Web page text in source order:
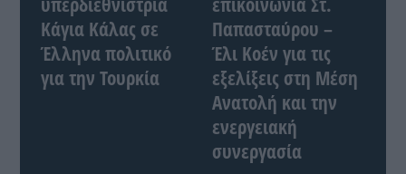
Κάγια Κάλας σε
Έλληνα πολιτικό
για την Τουρκία
Παπασταύρου –
Έλι Κοέν για τις
εξελίξεις στη Μέση
Ανατολή και την
ενεργειακή
συνεργασία